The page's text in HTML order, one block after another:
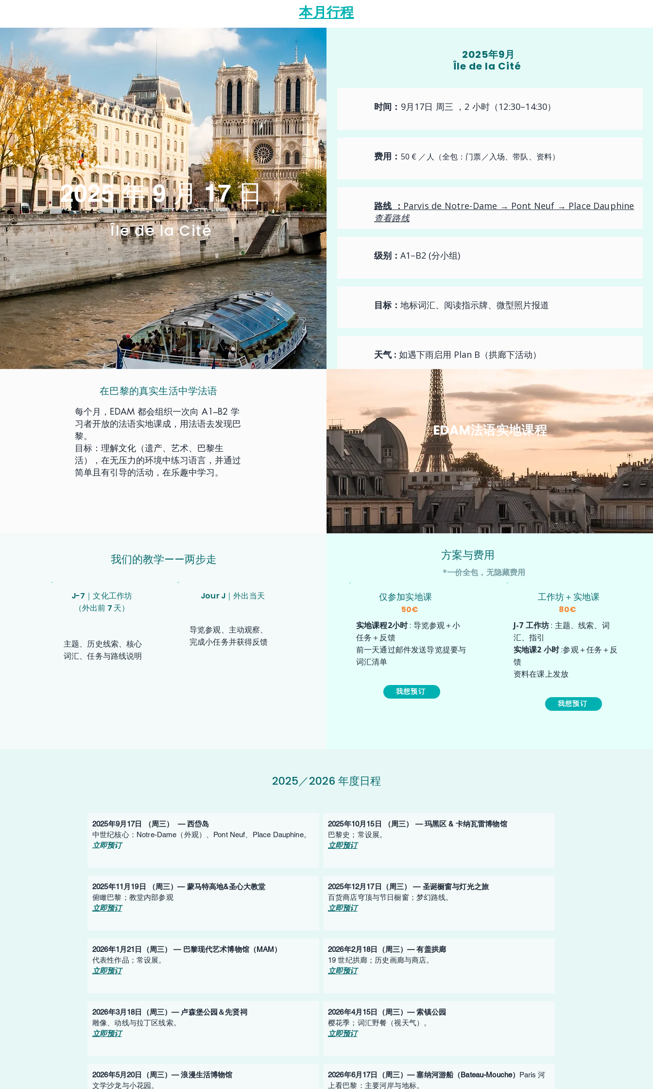
本月行程
2025 年 9 月 17 日
Île de la Cité
2025年9月
Île de la Cité
时间： 9月17日 周三 ，2 小时（12:30–14:30）
费用： 50 € ／人（全包：门票／入场、带队、资料）
路线 ： Parvis de Notre-Dame → Pont Neuf → Place Dauphine​​
查看路线
级别： A1–B2 (分小组)
目标： 地标词汇、阅读指示牌、微型照片报道
天气 : 如遇下雨启用 Plan B（拱廊下活动）
预订名额
在巴黎的真实生活中学法语
每个月，EDAM 都会组织一次向 A1–B2 学
习者开放的法语实地课成，用法语去发现巴
黎。
目标：理解文化（遗产、艺术、巴黎生
活），在无压力的环境中练习语言，并通过
简单且有引导的活动，在乐趣中学习。
EDAM法语实地课程
我们的教学——两步走
J-7｜文化工作坊
（外出前 7 天）
主题、历史线索、核心
词汇、任务与路线说明
Jour J｜外出当天
导览参观、主动观察、
完成小任务并获得反馈
方案与费用
*一价全包，无隐藏费用
仅参加实地课
50€
实地课程2小时: 导览参观＋小
任务＋反馈
前一天通过邮件发送导览提要与
词汇清单
我想预订
工作坊＋实地课
80€
J-7 工作坊: 主题、线索、词
汇、指引
实地课2 小时:参观＋任务＋反
馈
资料在课上发放
我想预订
2025／2026 年度日程
2025年9月17日 （周三） — 西岱岛
中世纪核心：Notre-Dame（外观）、Pont Neuf、Place Dauphine。
立即预订
2025年11月19日 （周三）— 蒙马特高地&圣心大教堂
俯瞰巴黎；教堂内部参观
立即预订
2026年1月21日（周三） — 巴黎现代艺术博物馆（MAM）
代表性作品；常设展。
立即预订
2026年3月18日（周三）— 卢森堡公园＆先贤祠
雕像、动线与拉丁区线索。
立即预订
2026年5月20日（周三）— 浪漫生活博物馆
文学沙龙与小花园。
2025年10月15日 （周三） — 玛黑区 & 卡纳瓦雷博物馆
巴黎史；常设展。
立即预订
2025年12月17日（周三） — 圣诞橱窗与灯光之旅
百货商店穹顶与节日橱窗；梦幻路线。
立即预订
2026年2月18日（周三）— 有盖拱廊
19 世纪拱廊；历史画廊与商店。
立即预订
2026年4月15日（周三）— 索镇公园
樱花季；词汇野餐（视天气）。
立即预订
2026年6月17日（周三）— 塞纳河游船（Bateau-Mouche） Paris 河
上看巴黎：主要河岸与地标。